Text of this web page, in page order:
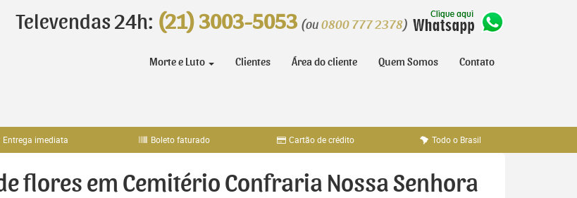
Televendas 24h: (21) 3003-5053 (ou 0800 777 2378)
Morte e Luto Clientes Área do cliente Quem Somos Contato
Entrega imediata Boleto faturado Cartão de crédito Todo o Brasil
flores em Cemitério Confraria Nossa Senhora